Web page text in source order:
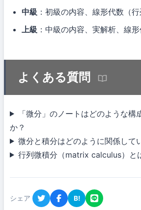
中級 ：初級の内容、線形代数（行
上級 ：中級の内容、実解析、線
よくある質問
「微分」のノートはどのような構
か？
微分と積分はどのように関係して
行列微積分（matrix calculus）と
シェア B!